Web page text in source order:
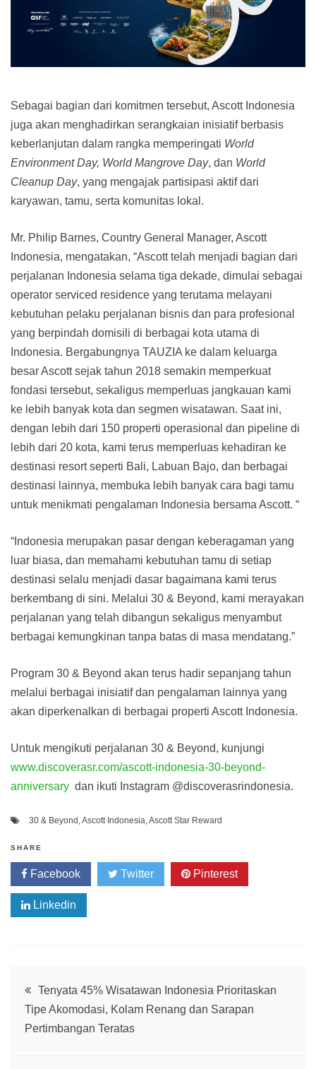
Sebagai bagian dari komitmen tersebut, Ascott Indonesia
juga akan menghadirkan serangkaian inisiatif berbasis
keberlanjutan dalam rangka memperingati World
Environment Day, World Mangrove Day, dan World
Cleanup Day, yang mengajak partisipasi aktif dari
karyawan, tamu, serta komunitas lokal.
Mr. Philip Barnes, Country General Manager, Ascott
Indonesia, mengatakan, “Ascott telah menjadi bagian dari
perjalanan Indonesia selama tiga dekade, dimulai sebagai
operator serviced residence yang terutama melayani
kebutuhan pelaku perjalanan bisnis dan para profesional
yang berpindah domisili di berbagai kota utama di
Indonesia. Bergabungnya TAUZIA ke dalam keluarga
besar Ascott sejak tahun 2018 semakin memperkuat
fondasi tersebut, sekaligus memperluas jangkauan kami
ke lebih banyak kota dan segmen wisatawan. Saat ini,
dengan lebih dari 150 properti operasional dan pipeline di
lebih dari 20 kota, kami terus memperluas kehadiran ke
destinasi resort seperti Bali, Labuan Bajo, dan berbagai
destinasi lainnya, membuka lebih banyak cara bagi tamu
untuk menikmati pengalaman Indonesia bersama Ascott. “
“Indonesia merupakan pasar dengan keberagaman yang
luar biasa, dan memahami kebutuhan tamu di setiap
destinasi selalu menjadi dasar bagaimana kami terus
berkembang di sini. Melalui 30 & Beyond, kami merayakan
perjalanan yang telah dibangun sekaligus menyambut
berbagai kemungkinan tanpa batas di masa mendatang.”
Program 30 & Beyond akan terus hadir sepanjang tahun
melalui berbagai inisiatif dan pengalaman lainnya yang
akan diperkenalkan di berbagai properti Ascott Indonesia.
Untuk mengikuti perjalanan 30 & Beyond, kunjungi
www.discoverasr.com/ascott-indonesia-30-beyond-
anniversary dan ikuti Instagram @discoverasrindonesia.
30 & Beyond ,Ascott Indonesia,Ascott Star Reward
SHARE
Facebook Twitter Pinterest
Linkedin
Post
navigation
Tenyata 45% Wisatawan Indonesia Prioritaskan
Tipe Akomodasi, Kolam Renang dan Sarapan
Pertimbangan Teratas